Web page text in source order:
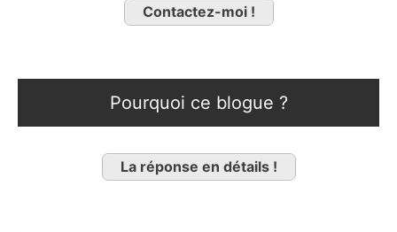
Contactez-moi !
Pourquoi ce blogue ?
La réponse en détails !